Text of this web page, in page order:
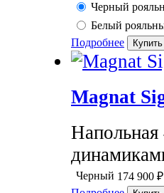
Черный
Белый
Подробнее
Magnat
Напольная
Черный 174 900 ₽